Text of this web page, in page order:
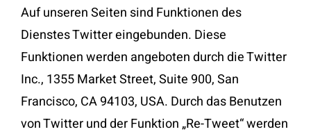
Auf unseren Seiten sind Funktionen des
Dienstes Twitter eingebunden. Diese
Funktionen werden angeboten durch die Twitter
Inc., 1355 Market Street, Suite 900, San
Francisco, CA 94103, USA. Durch das Benutzen
von Twitter und der Funktion „Re-Tweet“ werden